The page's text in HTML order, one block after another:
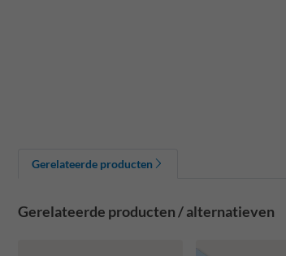
Gerelateerde producten
Gerelateerde producten / alternatieven